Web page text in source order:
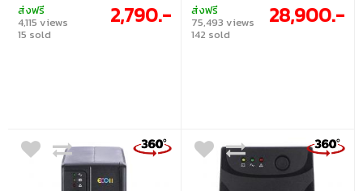
ไม่เสถียร ดีไซน์เรียบ ใช้งานง่าย พร้อมระบบ
อัจฉริยะที่ดูแลการทำงานและความปลอดภัย
โดยอัตโนมัติ เหมาะสำหรับการใช้งานทุกวัน •
ส่งฟรี
4,115 views
15 sold
2,790.- ส่งฟรี
75,493 views
142 sold
28,900.-